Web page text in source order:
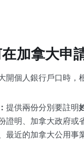
加拿大申
開個人銀行戶口時，
提供兩份分別要註明
證明、加拿大政府或
最近的加拿大公用事